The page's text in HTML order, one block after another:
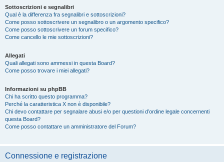
Sottoscrizioni e segnalibri
Qual è la differenza fra segnalibri e sottoscrizioni?
Come posso sottoscrivere un segnalibro o un argomento specifico?
Come posso sottoscrivere un forum specifico?
Come cancello le mie sottoscrizioni?
Allegati
Quali allegati sono ammessi in questa Board?
Come posso trovare i miei allegati?
Informazioni su phpBB
Chi ha scritto questo programma?
Perché la caratteristica X non è disponibile?
Chi devo contattare per segnalare abusi e/o per questioni d’ordine legale concernenti
questa Board?
Come posso contattare un amministratore del Forum?
Connessione e registrazione